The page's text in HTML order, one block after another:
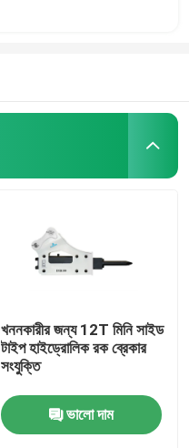
খননকারীর জন্য 12T মিনি সাইড
টাইপ হাইড্রোলিক রক ব্রেকার
সংযুক্তি
ভালো দাম